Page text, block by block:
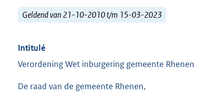
Geldend van 21-10-2010 t/m 15-03-2023
Intitulé
Verordening Wet inburgering gemeente Rhenen
De raad van de gemeente Rhenen,